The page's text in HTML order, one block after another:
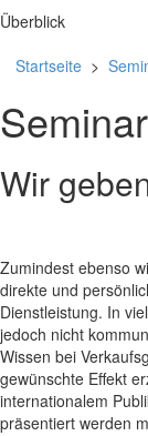
Überblick
Startseite >
Wir
Zumindest ebenso
direkte und
Dienstleistung. In
jedoch nicht
Wissen bei
gewünschte Effekt
internationalem
präsentiert werden